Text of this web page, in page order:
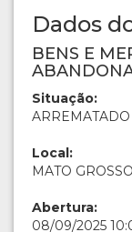
Dados
BENS E
Situação:
ARREMATADO
Local:
MATO
Abertura:
08/09/2025